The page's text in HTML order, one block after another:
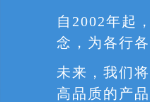
自2002年起
念，为各行
未来，我们
高品质的产